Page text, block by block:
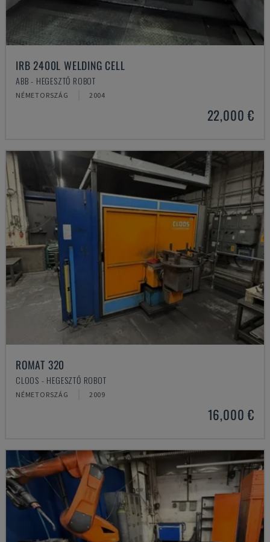
IRB 2400L WELDING CELL
ABB - HEGESZTŐ ROBOT
NÉMETORSZÁG 2004
22,000 €
ROMAT 320
CLOOS - HEGESZTŐ ROBOT
NÉMETORSZÁG 2009
16,000 €